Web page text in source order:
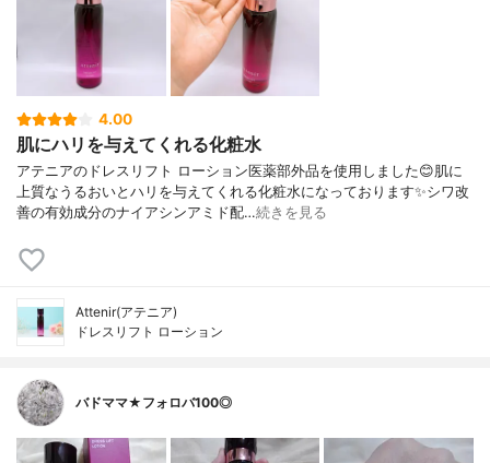
4.00
肌にハリを与えてくれる化粧水
アテニアのドレスリフト ローション医薬部外品を使用しました😊肌に
上質なうるおいとハリを与えてくれる化粧水になっております✨シワ改
善の有効成分のナイアシンアミド配…続きを見る
Attenir(アテニア)
ドレスリフト ローション
バドママ★フォロバ100◎